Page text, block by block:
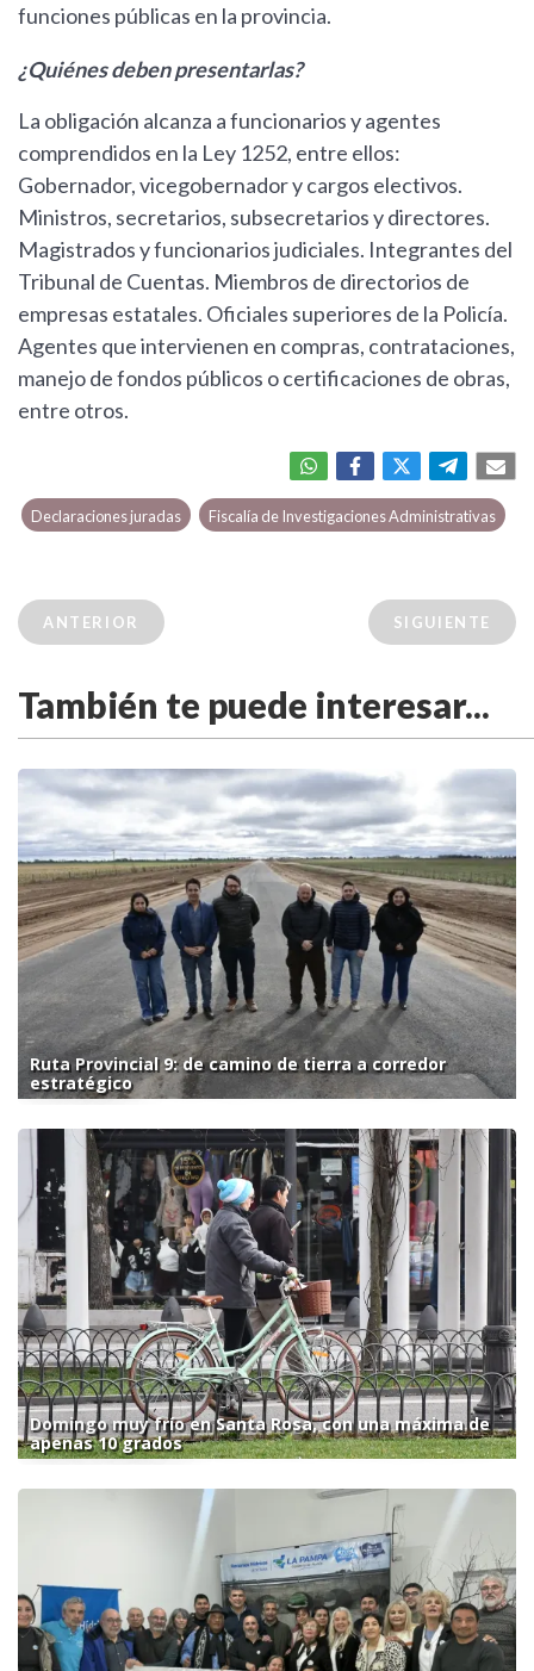
funciones públicas en la provincia.
¿Quiénes deben presentarlas?
La obligación alcanza a funcionarios y agentes
comprendidos en la Ley 1252, entre ellos:
Gobernador, vicegobernador y cargos electivos.
Ministros, secretarios, subsecretarios y directores.
Magistrados y funcionarios judiciales. Integrantes del
Tribunal de Cuentas. Miembros de directorios de
empresas estatales. Oficiales superiores de la Policía.
Agentes que intervienen en compras, contrataciones,
manejo de fondos públicos o certificaciones de obras,
entre otros.
Declaraciones juradas Fiscalía de Investigaciones Administrativas
ANTERIOR SIGUIENTE
También te puede interesar...
Ruta Provincial 9: de camino de tierra a corredor
estratégico
Domingo muy frío en Santa Rosa, con una máxima de
apenas 10 grados